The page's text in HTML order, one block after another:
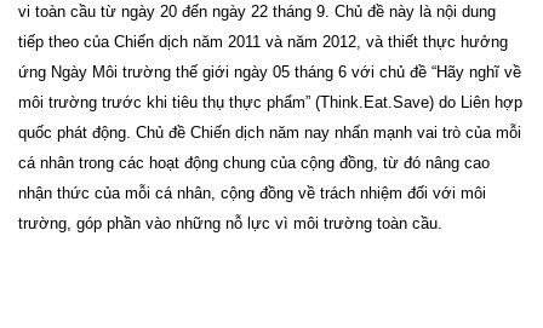
vi toàn cầu từ ngày 20 đến ngày 22 tháng 9. Chủ đề này là nội dung
tiếp theo của Chiến dịch năm 2011 và năm 2012, và thiết thực hưởng
ứng Ngày Môi trường thế giới ngày 05 tháng 6 với chủ đề “Hãy nghĩ về
môi trường trước khi tiêu thụ thực phẩm” (Think.Eat.Save) do Liên hợp
quốc phát động. Chủ đề Chiến dịch năm nay nhấn mạnh vai trò của mỗi
cá nhân trong các hoạt động chung của cộng đồng, từ đó nâng cao
nhận thức của mỗi cá nhân, cộng đồng về trách nhiệm đối với môi
trường, góp phần vào những nỗ lực vì môi trường toàn cầu.